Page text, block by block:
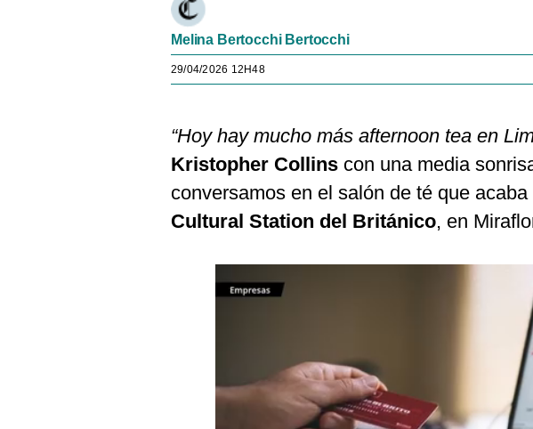
Melina Bertocchi Bertocchi
29/04/2026 12H48
“Hoy hay mucho más afternoon tea en
Kristopher Collins con una media
conversamos en el salón de té que
Cultural Station del Británico, en